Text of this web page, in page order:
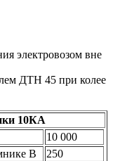
электровозом вне
ДТН 45 при колее
10КА
10 000
В
250